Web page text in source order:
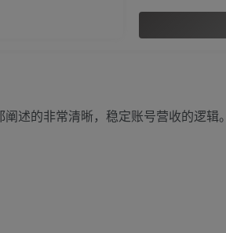
述的非常清晰，稳定账号营收的逻